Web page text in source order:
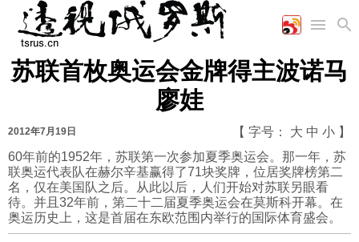
首页
国际
时政
军事
陆军
军事合作
工业
能源
农业
美食
娱乐
漫画
视频
图表
苏联首枚奥运会金牌得主波诺马
廖娃
2012年7月19日 【 字号： 大 中 小 】
60年前的1952年，苏联第一次参加夏季奥运会。那一年，苏
联奥运代表队在赫尔辛基赢得了71块奖牌，位居奖牌榜第二
名，仅在美国队之后。从此以后，人们开始对苏联另眼看
待。并且32年前，第二十二届夏季奥运会在莫斯科开幕。在
奥运历史上，这是首届在东欧范围内举行的国际体育盛会。